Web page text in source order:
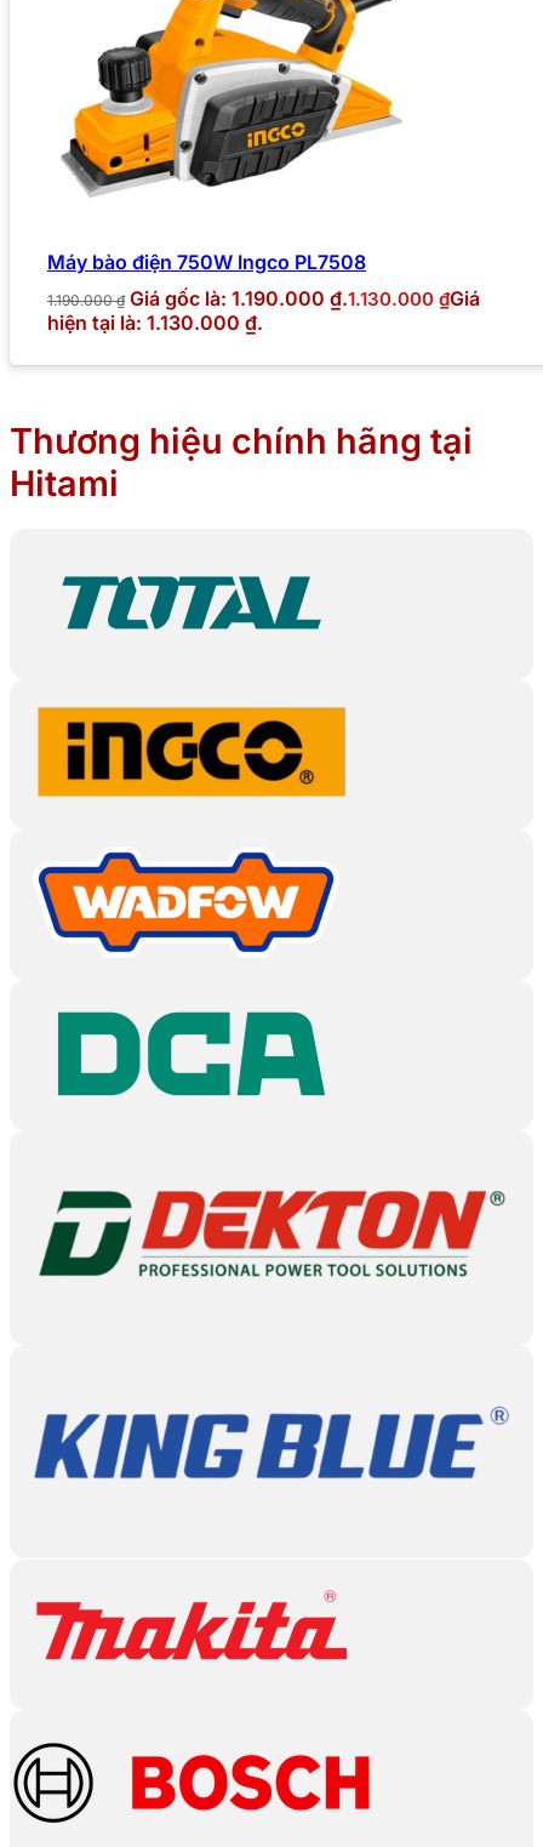
Máy bào điện 750W Ingco PL7508
1.190.000₫ Giá gốc là: 1.190.000 ₫.1.130.000 ₫Giá
hiện tại là: 1.130.000 ₫.
Thương hiệu chính hãng tại
Hitami